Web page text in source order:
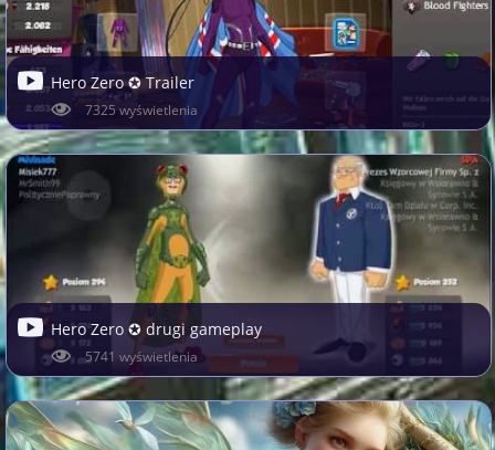
Hero Zero ✪ Trailer
7325 wyświetlenia
Hero Zero ✪ drugi gameplay
5741 wyświetlenia